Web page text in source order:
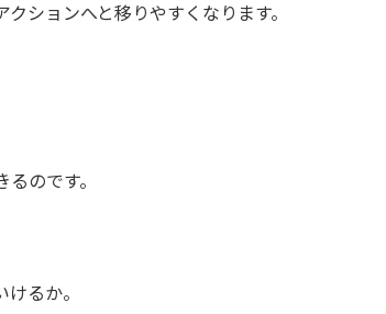
ションへと移りやすくなります。
のです。
るか。